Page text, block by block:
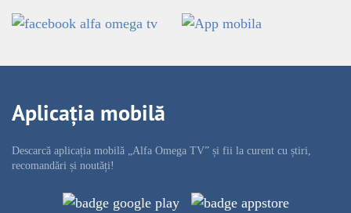
Aplicația mobilă
Descarcă aplicația mobilă „Alfa Omega TV” și fii la curent cu știri,
recomandări și noutăți!